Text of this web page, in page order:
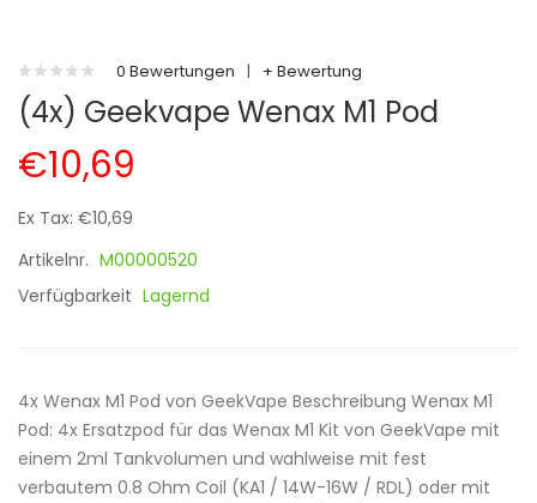
0 Bewertungen | + Bewertung
(4x) Geekvape Wenax M1 Pod
€10,69
Ex Tax: €10,69
Artikelnr. M00000520
Verfügbarkeit Lagernd
4x Wenax M1 Pod von GeekVape Beschreibung Wenax M1
Pod: 4x Ersatzpod für das Wenax M1 Kit von GeekVape mit
einem 2ml Tankvolumen und wahlweise mit fest
verbautem 0.8 Ohm Coil (KA1 / 14W-16W / RDL) oder mit